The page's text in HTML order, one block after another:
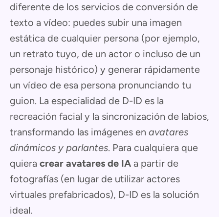
diferente de los servicios de conversión de
texto a vídeo: puedes subir una imagen
estática de cualquier persona (por ejemplo,
un retrato tuyo, de un actor o incluso de un
personaje histórico) y generar rápidamente
un vídeo de esa persona pronunciando tu
guion. La especialidad de D-ID es la
recreación facial y la sincronización de labios,
transformando las imágenes en avatares
dinámicos y parlantes. Para cualquiera que
quiera crear avatares de IA a partir de
fotografías (en lugar de utilizar actores
virtuales prefabricados), D-ID es la solución
ideal.